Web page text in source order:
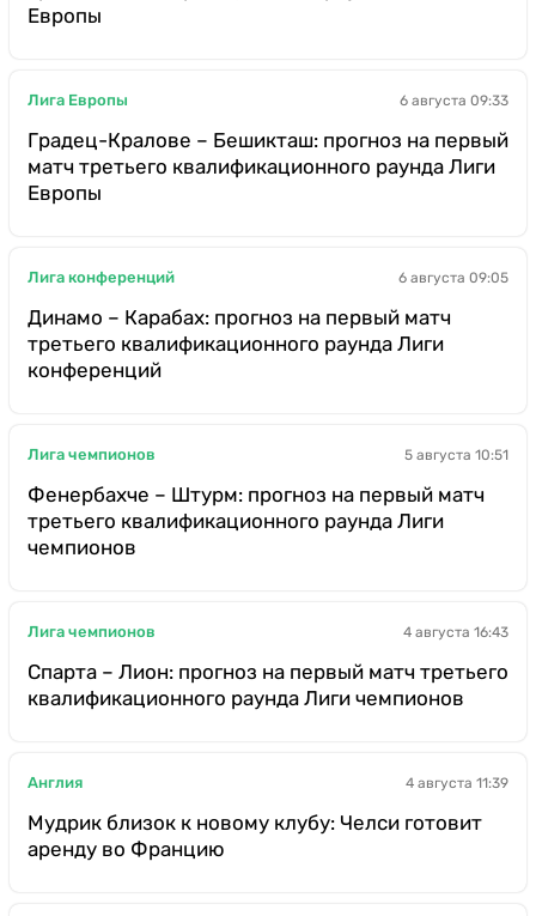
Европы
Лига Европы 6 августа 09:33
Градец-Кралове – Бешикташ: прогноз на первый
матч третьего квалификационного раунда Лиги
Европы
Лига конференций 6 августа 09:05
Динамо – Карабах: прогноз на первый матч
третьего квалификационного раунда Лиги
конференций
Лига чемпионов 5 августа 10:51
Фенербахче – Штурм: прогноз на первый матч
третьего квалификационного раунда Лиги
чемпионов
Лига чемпионов 4 августа 16:43
Спарта – Лион: прогноз на первый матч третьего
квалификационного раунда Лиги чемпионов
Англия 4 августа 11:39
Мудрик близок к новому клубу: Челси готовит
аренду во Францию